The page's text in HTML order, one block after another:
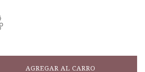
AGREGAR AL CARRO